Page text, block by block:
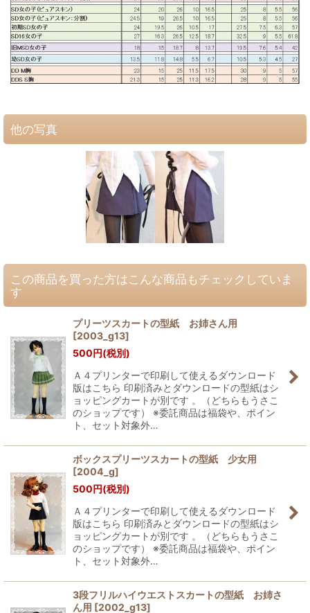
他の写真
この商品を買った方はこんな商品もチェックしていま
す
プリーツスカートの型紙 お姉さん用
[2003_g13]
500円(税別)
Ａ４プリンターで印刷して使えるダウンロード
版はこちら 印刷済みとダウンロードの型紙はシ
ョッピングカートが別です 。（どちらもうさこ
のショップです） ※委託商品は福袋や、ポイン
ト、セット対象外…
ボックスプリーツスカートの型紙 少女用
[2004_g]
500円(税別)
Ａ４プリンターで印刷して使えるダウンロード
版はこちら 印刷済みとダウンロードの型紙はシ
ョッピングカートが別です 。（どちらもうさこ
のショップです） ※委託商品は福袋や、ポイン
ト、セット対象外…
3段フリルハイウエストスカートの型紙 お姉さ
ん用 [2002_g13]